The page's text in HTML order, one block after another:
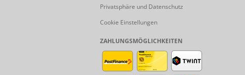
Privatsphäre und Datenschutz
Cookie Einstellungen
ZAHLUNGSMÖGLICHKEITEN